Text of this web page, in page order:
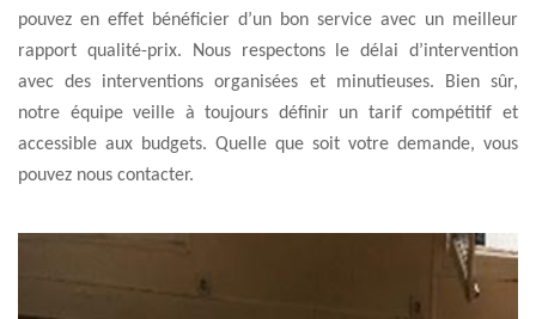
pouvez en effet bénéficier d’un bon service avec un meilleur
rapport qualité-prix. Nous respectons le délai d’intervention
avec des interventions organisées et minutieuses. Bien sûr,
notre équipe veille à toujours définir un tarif compétitif et
accessible aux budgets. Quelle que soit votre demande, vous
pouvez nous contacter.